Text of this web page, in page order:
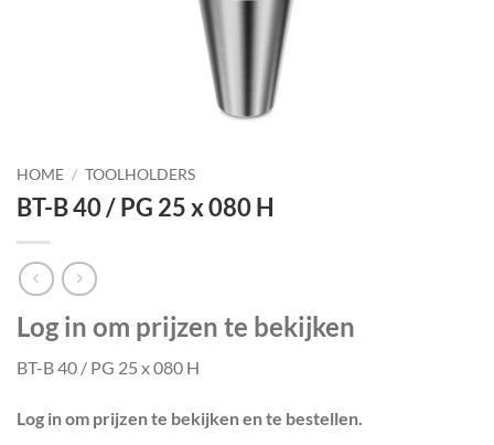
HOME / TOOLHOLDERS
BT-B 40 / PG 25 x 080 H
Log in om prijzen te bekijken
BT-B 40 / PG 25 x 080 H
Log in om prijzen te bekijken en te bestellen.